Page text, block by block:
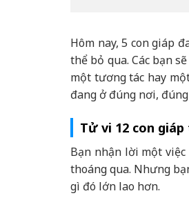
Hôm nay, 5 con giáp
thể bỏ qua. Các bạn
một tương tác hay
đang ở đúng nơi,
Tử vi 12 con
Bạn nhận lời một
thoáng qua. Nhưng
gì đó lớn lao hơn.